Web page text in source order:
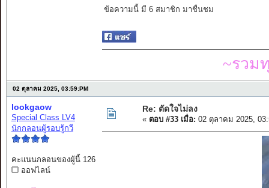
ข้อความนี้ มี 6 สมาชิก มาชื่นชม
~รวม
02 ตุลาคม 2025, 03:59:PM
lookgaow
Special Class LV4
นักกลอนผู้รอบรู้กวี
คะแนนกลอนของผู้นี้ 126
ออฟไลน์
Re: ตัดใจไม่ลง
« ตอบ #33 เมื่อ: 02 ตุลาคม 2025,